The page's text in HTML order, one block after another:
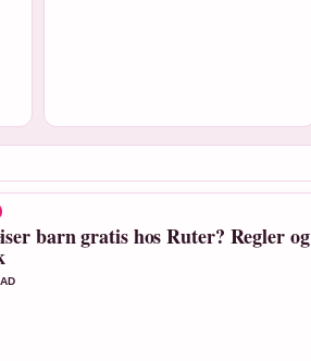
barn gratis hos Ruter? Regler og